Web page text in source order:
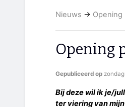
Nieuws → Opening
Opening
Gepubliceerd op
Bij deze wil ik je/
ter viering van